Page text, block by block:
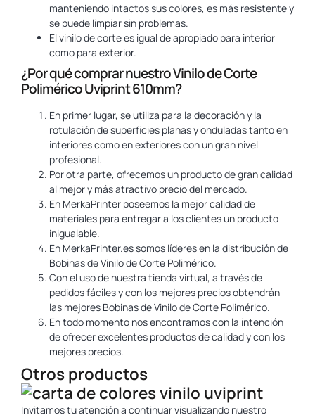
manteniendo intactos sus colores, es más resistente y
se puede limpiar sin problemas.
El vinilo de corte es igual de apropiado para interior
como para exterior.
¿Por qué comprar nuestro Vinilo de Corte
Polimérico Uviprint 610mm?
En primer lugar, se utiliza para la decoración y la
rotulación de superficies planas y onduladas tanto en
interiores como en exteriores con un gran nivel
profesional.
Por otra parte, ofrecemos un producto de gran calidad
al mejor y más atractivo precio del mercado.
En MerkaPrinter poseemos la mejor calidad de
materiales para entregar a los clientes un producto
inigualable.
En MerkaPrinter.es somos líderes en la distribución de
Bobinas de Vinilo de Corte Polimérico.
Con el uso de nuestra tienda virtual, a través de
pedidos fáciles y con los mejores precios obtendrán
las mejores Bobinas de Vinilo de Corte Polimérico.
En todo momento nos encontramos con la intención
de ofrecer excelentes productos de calidad y con los
mejores precios.
Otros productos
Invitamos tu atención a continuar visualizando nuestro